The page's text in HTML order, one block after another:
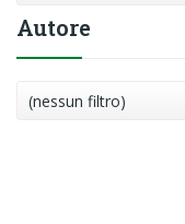
Autore
(nessun filtro)